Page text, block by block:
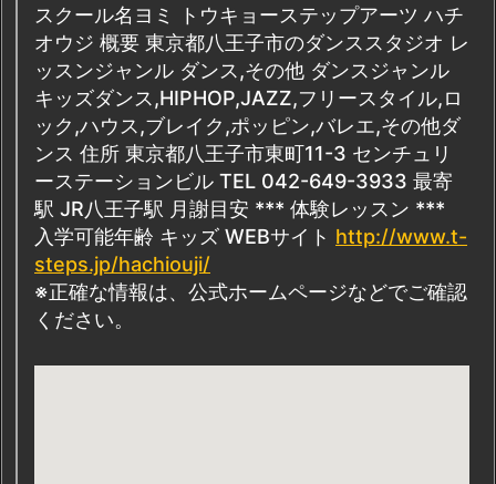
スクール名ヨミ トウキョーステップアーツ ハチ
オウジ 概要 東京都八王子市のダンススタジオ レ
ッスンジャンル ダンス,その他 ダンスジャンル
キッズダンス,HIPHOP,JAZZ,フリースタイル,ロ
ック,ハウス,ブレイク,ポッピン,バレエ,その他ダ
ンス 住所 東京都八王子市東町11-3 センチュリ
ーステーションビル TEL 042-649-3933 最寄
駅 JR八王子駅 月謝目安 *** 体験レッスン ***
入学可能年齢 キッズ WEBサイト http://www.t-
steps.jp/hachiouji/
※正確な情報は、公式ホームページなどでご確認
ください。